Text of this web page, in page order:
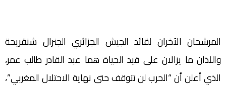
المرشحان الآخران لقائد الجيش الجزائري الجنرال شنقريحة
واللذان ما يزالان على قيد الحياة هما عبد القادر طالب عمر،
الذي أعلن أن “الحرب لن تتوقف حتى نهاية الاحتلال المغربي”،